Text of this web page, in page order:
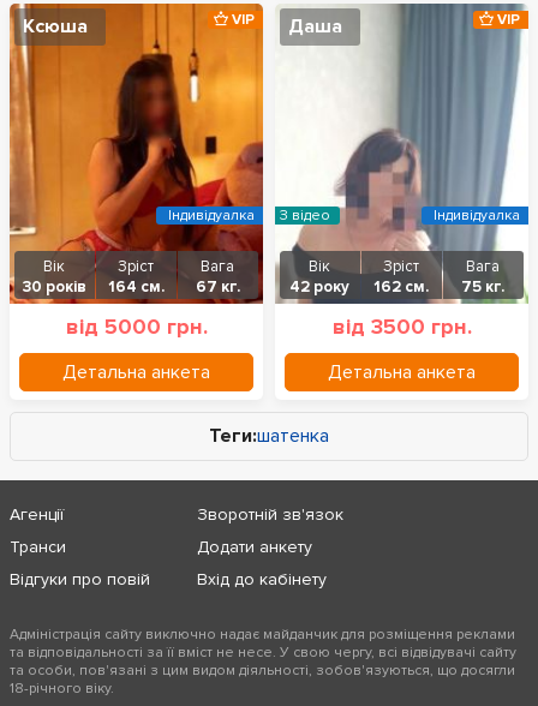
Ксюша
Вік
30 років
Зріст
164 см.
Вага
67 кг.
від 5000 грн.
Детальна анкета
VIP
Індивідуалка
Даша
Вік
42 року
Зріст
162 см.
Вага
75 кг.
від 3500 грн.
Детальна анкета
VIP
З відео Індивідуалка
Теги:шатенка
Агенції
Транси
Відгуки про повій
Зворотній зв'язок
Додати анкету
Вхід до кабінету
Адміністрація сайту виключно надає майданчик для розміщення реклами
та відповідальності за її вміст не несе. У свою чергу, всі відвідувачі сайту
та особи, пов'язані з цим видом діяльності, зобов'язуються, що досягли
18-річного віку.